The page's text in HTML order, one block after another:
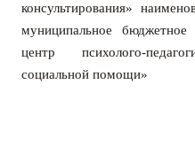
консультирования»
муниципальное бюджетное
центр психолого-
социальной помощи»